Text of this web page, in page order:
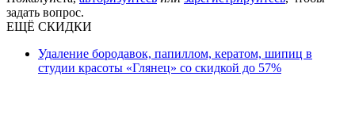
задать вопрос.
ЕЩЁ СКИДКИ
Удаление бородавок, папиллом, кератом, шипиц в
студии красоты «Глянец» со скидкой до 57%